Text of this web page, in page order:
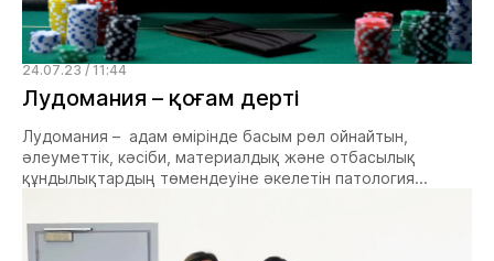
24.07.23 / 11:44
Лудомания – қоғам дерті
Лудомания – адам өмірінде басым рөл ойнайтын,
әлеуметтік, кәсіби, материалдық және отбасылық
құндылықтардың төмендеуіне әкелетін патология...